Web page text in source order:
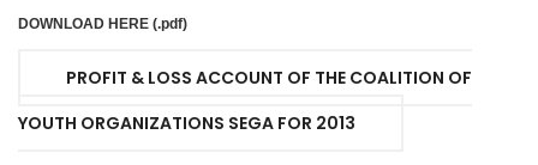
DOWNLOAD HERE (.pdf)
PROFIT & LOSS ACCOUNT OF THE COALITION OF
YOUTH ORGANIZATIONS SEGA FOR 2013